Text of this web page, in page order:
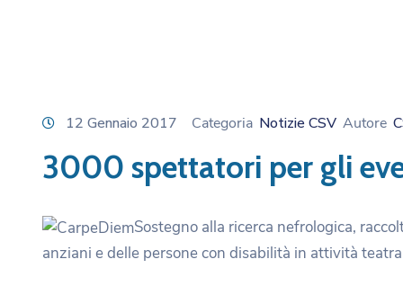
12 Gennaio 2017 Categoria Notizie CSV Autore
3000 spettatori per gli
Sostegno alla ricerca nefrologica,
anziani e delle persone con disabilità in attività